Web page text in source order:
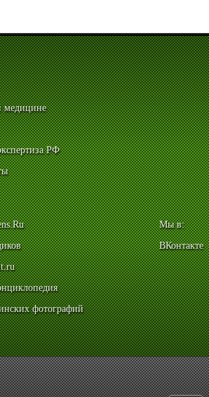
медицине
РФ
фотографий
Мы в:
ВКонтакте